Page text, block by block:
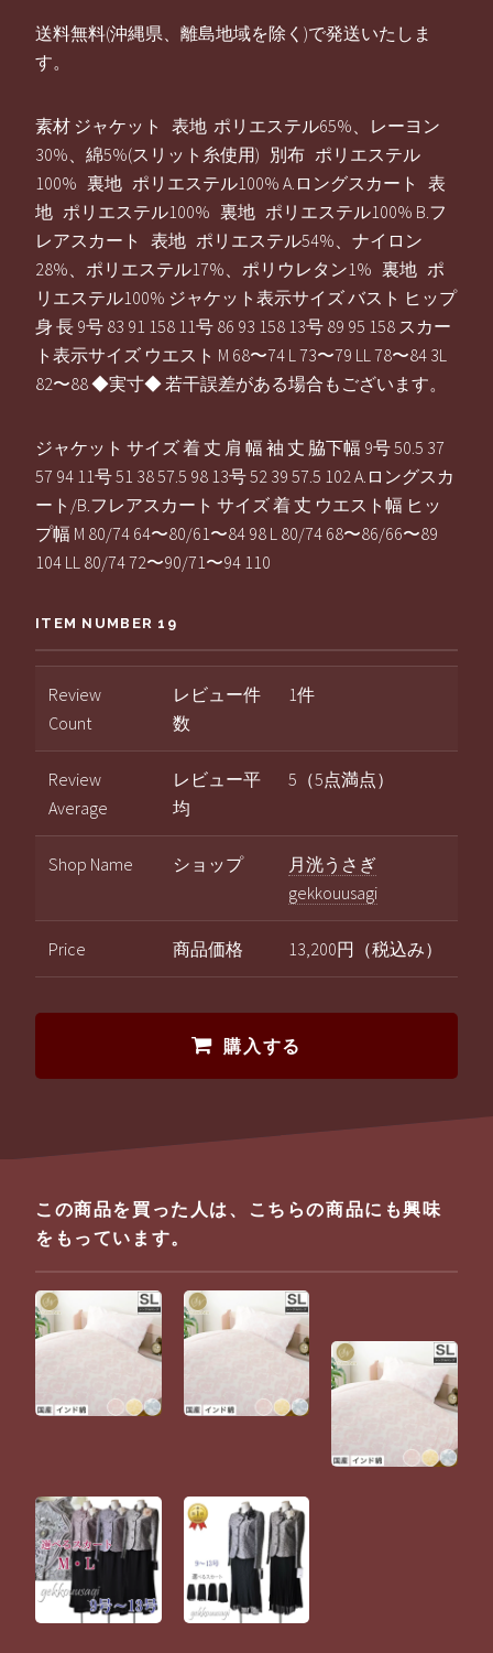
送料無料(沖縄県、離島地域を除く)で発送いたしま
す。
素材 ジャケット 表地 ポリエステル65%、レーヨン
30%、綿5%(スリット糸使用) 別布 ポリエステル
100% 裏地 ポリエステル100% A.ロングスカート 表
地 ポリエステル100% 裏地 ポリエステル100% B.フ
レアスカート 表地 ポリエステル54%、ナイロン
28%、ポリエステル17%、ポリウレタン1% 裏地 ポ
リエステル100% ジャケット表示サイズ バスト ヒップ
身 長 9号 83 91 158 11号 86 93 158 13号 89 95 158 スカー
ト表示サイズ ウエスト М 68〜74 L 73〜79 LL 78〜84 3L
82〜88 ◆実寸◆ 若干誤差がある場合もございます。
ジャケット サイズ 着 丈 肩 幅 袖 丈 脇下幅 9号 50.5 37
57 94 11号 51 38 57.5 98 13号 52 39 57.5 102 A.ロングスカ
ート/B.フレアスカート サイズ 着 丈 ウエスト幅 ヒッ
プ幅 M 80/74 64〜80/61〜84 98 L 80/74 68〜86/66〜89
104 LL 80/74 72〜90/71〜94 110
ITEM NUMBER 19
Review
Count
レビュー件
数
1件
Review
Average
レビュー平
均
5（5点満点）
Shop Name ショップ
月洸うさぎ
gekkouusagi
Price 商品価格 13,200円（税込み）
購入する
この商品を買った人は、こちらの商品にも興味
をもっています。